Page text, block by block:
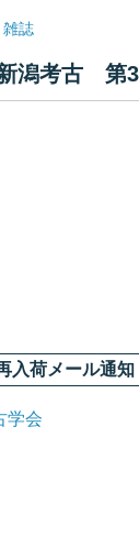
雑誌
潟考古 第
入荷メール通知
学会